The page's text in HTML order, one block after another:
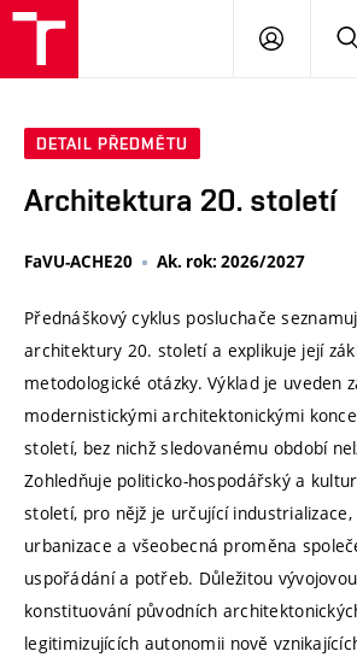
DETAIL PŘEDMĚTU
Architektura 20. století
FaVU-ACHE20 Ak. rok: 2026/2027
Přednáškový cyklus posluchače
architektury 20. století a explikuje její
metodologické otázky. Výklad je uveden
modernistickými architektonickými
století, bez nichž sledovanému období
Zohledňuje politicko-hospodářský a
století, pro nějž je určující
urbanizace a všeobecná proměna
uspořádání a potřeb. Důležitou
konstituování původních
legitimizujících autonomii nově